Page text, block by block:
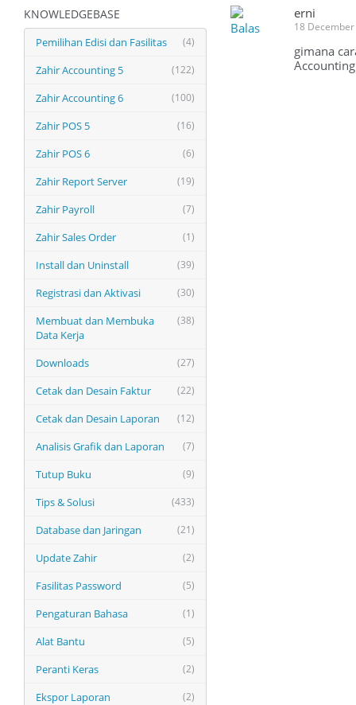
KNOWLEDGEBASE
(4)
Pemilihan Edisi dan Fasilitas
(122)
Zahir Accounting 5
(100)
Zahir Accounting 6
(16)
Zahir POS 5
(6)
Zahir POS 6
(19)
Zahir Report Server
(7)
Zahir Payroll
(1)
Zahir Sales Order
(39)
Install dan Uninstall
(30)
Registrasi dan Aktivasi
(38)
Membuat dan Membuka
Data Kerja
(27)
Downloads
(22)
Cetak dan Desain Faktur
(12)
Cetak dan Desain Laporan
(7)
Analisis Grafik dan Laporan
(9)
Tutup Buku
(433)
Tips & Solusi
(21)
Database dan Jaringan
(2)
Update Zahir
(5)
Fasilitas Password
(1)
Pengaturan Bahasa
(5)
Alat Bantu
(2)
Peranti Keras
(2)
Ekspor Laporan
Balas
erni
18
gimana